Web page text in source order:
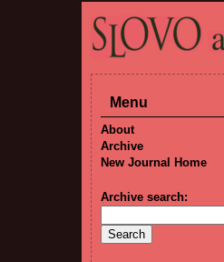
Menu
About
Archive
New Journal Home
Archive search: